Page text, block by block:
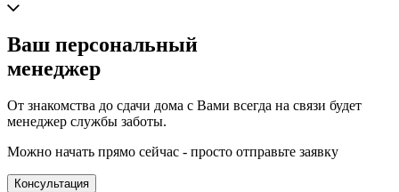
Ваш персональный
менеджер
От знакомства до сдачи дома с Вами всегда на связи будет
менеджер службы заботы.
Можно начать прямо сейчас - просто отправьте заявку
Консультация